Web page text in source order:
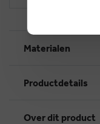
Materialen
Productdetails
Over dit product